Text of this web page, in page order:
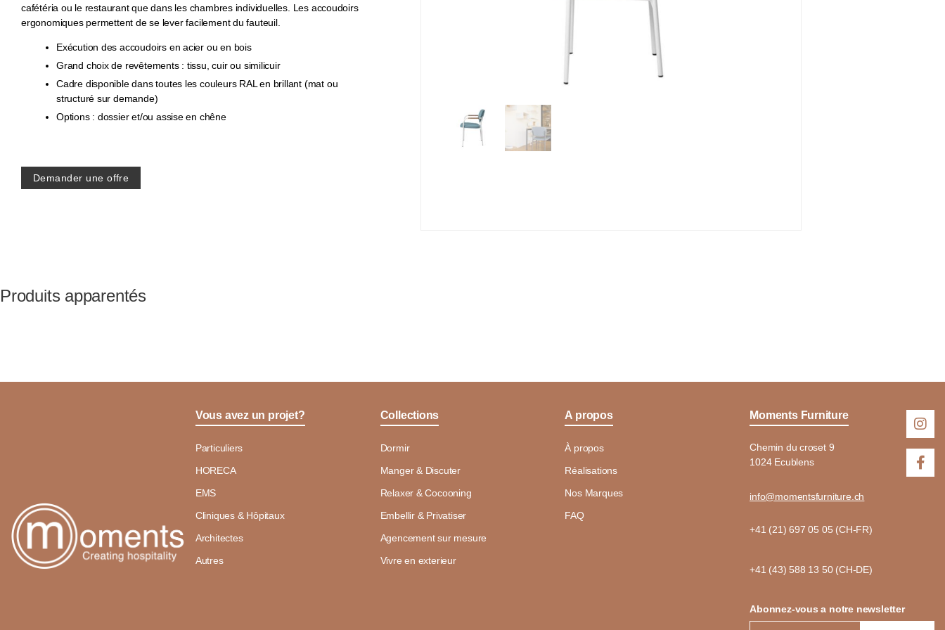
cafétéria ou le restaurant que dans les chambres individuelles. Les accoudoirs
ergonomiques permettent de se lever facilement du fauteuil.
Exécution des accoudoirs en acier ou en bois
Grand choix de revêtements : tissu, cuir ou similicuir
Cadre disponible dans toutes les couleurs RAL en brillant (mat ou
structuré sur demande)
Options : dossier et/ou assise en chêne
Demander une offre
Produits apparentés
Vous avez un projet?
Particuliers
HORECA
EMS
Cliniques & Hôpitaux
Architectes
Autres
Collections
Dormir
Manger & Discuter
Relaxer & Cocooning
Embellir & Privatiser
Agencement sur mesure
Vivre en exterieur
A propos
À propos
Réalisations
Nos Marques
FAQ
Moments Furniture
Chemin du croset 9
1024 Ecublens
info@momentsfurniture.ch
+41 (21) 697 05 05 (CH-FR)
+41 (43) 588 13 50 (CH-DE)
Abonnez-vous a notre newsletter